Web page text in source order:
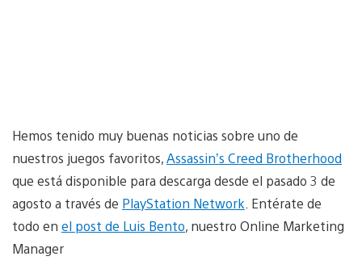
Hemos tenido muy buenas noticias sobre uno de
nuestros juegos favoritos,Assassin’s Creed Brotherhood
que está disponible para descarga desde el pasado 3 de
agosto a través de PlayStation Network . Entérate de
todo en el post de Luis Bento, nuestro Online Marketing
Manager